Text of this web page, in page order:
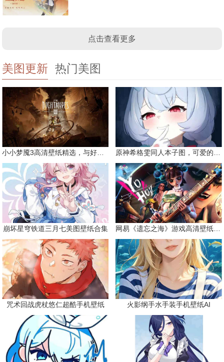
点击查看更多
美图更新 热门美图
小小梦魇3高清壁纸精选，与好友一同面对恐惧 原神希格雯同人本子图，可爱的双马尾
崩坏星穹铁道三月七美图壁纸合集 网易《遗忘之海》游戏高清壁纸精选
咒术回战虎杖悠仁超酷手机壁纸 火影纲手水手装手机壁纸AI